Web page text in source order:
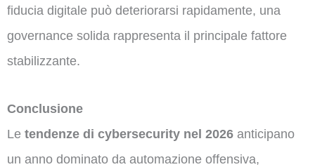
fiducia digitale può deteriorarsi rapidamente, una
governance solida rappresenta il principale fattore
stabilizzante.
Conclusione
Le tendenze di cybersecurity nel 2026 anticipano
un anno dominato da automazione offensiva,